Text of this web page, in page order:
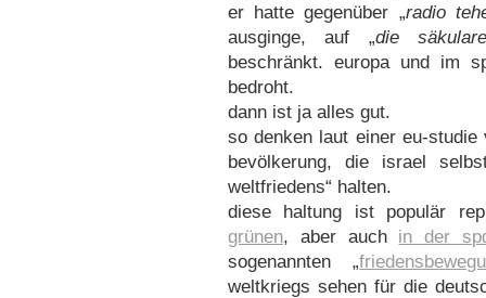
er hatte gegenüber „radio
ausginge, auf „die
beschränkt. europa und im
bedroht.
dann ist ja alles gut.
so denken laut einer eu-
bevölkerung, die israel
weltfriedens“ halten.
diese haltung ist populär
grünen, aber auch in der
sogenannten „
weltkriegs sehen für die